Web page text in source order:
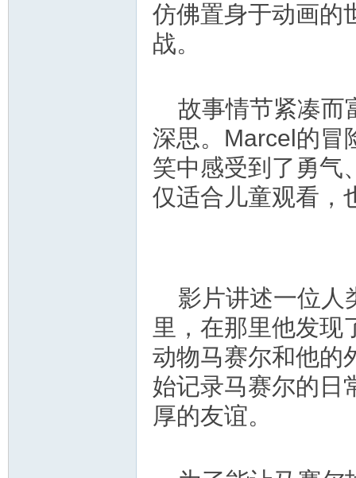
仿佛置身于动画的
战。
故事情节紧凑而
深思。Marcel的冒
笑中感受到了勇气
仅适合儿童观看，
影片讲述一位人
里，在那里他发
动物马赛尔和他的
始记录马赛尔的日
厚的友谊。